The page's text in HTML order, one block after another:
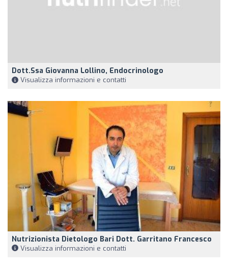
Dott.ssa Giovanna Lollino, Endocrinologo
Visualizza informazioni e contatti
Nutrizionista Dietologo Bari Dott. Garritano Francesco
Visualizza informazioni e contatti